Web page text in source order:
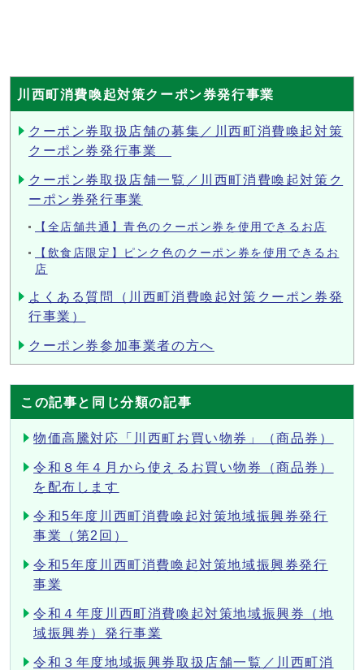
川西町消費喚起対策クーポン券発行事業
クーポン券取扱店舗の募集／川西町消費喚起対策
クーポン券発行事業
クーポン券取扱店舗一覧／川西町消費喚起対策ク
ーポン券発行事業
【全店舗共通】青色のクーポン券を使用できるお店
【飲食店限定】ピンク色のクーポン券を使用できるお
店
よくある質問（川西町消費喚起対策クーポン券発
行事業）
クーポン券参加事業者の方へ
この記事と同じ分類の記事
物価高騰対応「川西町お買い物券」（商品券）
令和８年４月から使えるお買い物券（商品券）
を配布します
令和5年度川西町消費喚起対策地域振興券発行
事業（第2回）
令和5年度川西町消費喚起対策地域振興券発行
事業
令和４年度川西町消費喚起対策地域振興券（地
域振興券）発行事業
令和３年度地域振興券取扱店舗一覧／川西町消